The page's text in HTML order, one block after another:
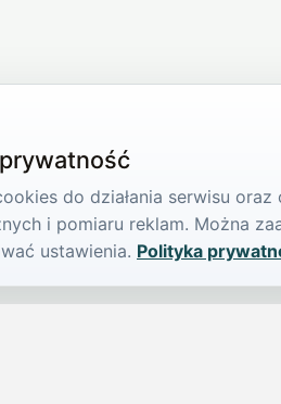
do działania serwisu
i pomiaru reklam. Można
ustawienia. Polityka